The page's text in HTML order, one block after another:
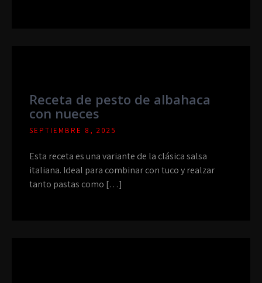
Receta de pesto de albahaca
con nueces
SEPTIEMBRE 8, 2025
Esta receta es una variante de la clásica salsa
italiana. Ideal para combinar con tuco y realzar
tanto pastas como […]